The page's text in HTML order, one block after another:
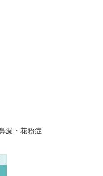
漏・花粉症